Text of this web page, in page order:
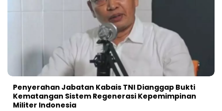
Penyerahan Jabatan Kabais TNI Dianggap Bukti
Kematangan Sistem Regenerasi Kepemimpinan
Militer Indonesia